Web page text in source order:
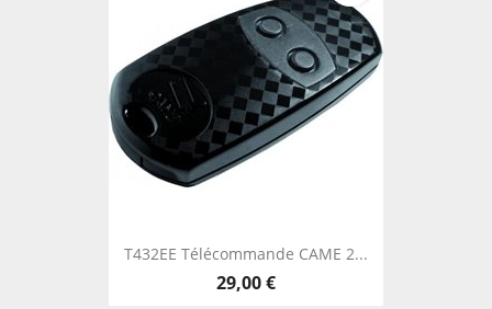
T432EE Télécommande CAME 2...
29,00 €